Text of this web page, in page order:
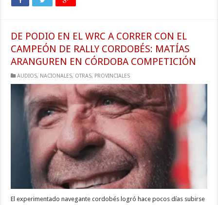
DE PODIO EN EL WRC A CORRER CON EL
CAMPEÓN DE RALLY CORDOBÉS: MATÍAS
ARANGUREN EN CÓRDOBA COMPETICIÓN
AUDIOS, NACIONALES, OTRAS, PROVINCIALES
El experimentado navegante cordobés logró hace pocos días subirse